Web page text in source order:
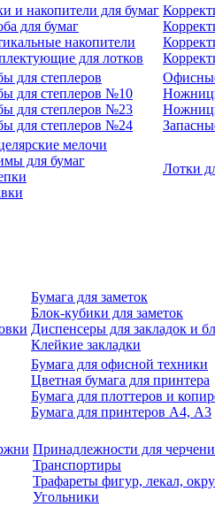
и накопители для бумаг
для бумаг
накопители
для лотков
для степлеров
для степлеров №10
для степлеров №23
для степлеров №24
мелочи
для бумаг
Лотки
Бумага для заметок
Блок-кубики для заметок
Диспенсеры для закладок и
Клейкие закладки
Бумага для офисной техники
Цветная бумага для принтера
Бумага для плоттеров и
Бумага для принтеров А4, А3
Принадлежности для
Транспортиры
Трафареты фигур, лекал,
Угольники